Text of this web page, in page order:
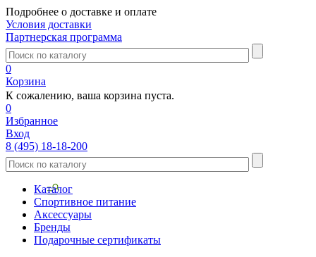
Подробнее о доставке и оплате
Условия доставки
Партнерская программа
0
Корзина
К сожалению, ваша корзина пуста.
0
Избранное
Вход
8 (495) 18-18-200
Каталог
Спортивное питание
Аксессуары
Бренды
Подарочные сертификаты